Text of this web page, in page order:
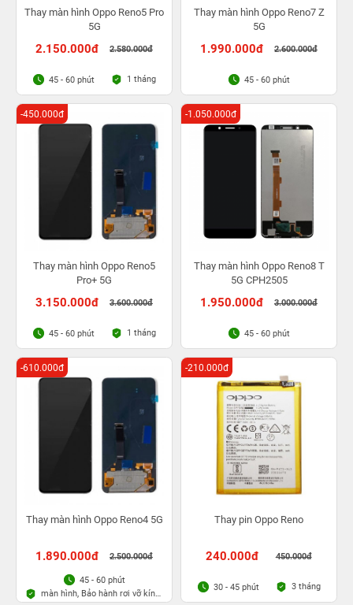
Thay màn hình Oppo Reno5 Pro
5G
2.150.000đ 2.580.000đ
45 - 60 phút 1 tháng
Thay màn hình Oppo Reno7 Z
5G
1.990.000đ 2.600.000đ
45 - 60 phút
Thay màn hình Oppo Reno5
Pro+ 5G
3.150.000đ 3.600.000đ
-450.000đ
45 - 60 phút 1 tháng
Thay màn hình Oppo Reno8 T
5G CPH2505
1.950.000đ 3.000.000đ
-1.050.000đ
45 - 60 phút
Thay màn hình Oppo Reno4 5G
1.890.000đ 2.500.000đ
-610.000đ
45 - 60 phút
màn hình, Bảo hành rơi vỡ kính
Thay pin Oppo Reno
240.000đ 450.000đ
-210.000đ
30 - 45 phút 3 tháng